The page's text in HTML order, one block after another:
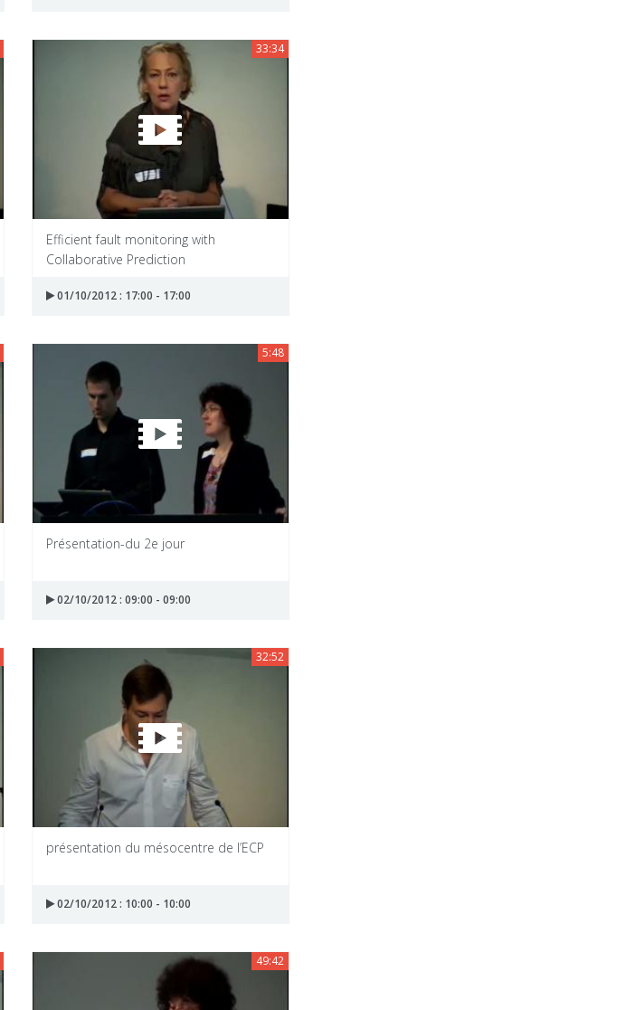
33:34
Efficient fault monitoring with
Collaborative Prediction
01/10/2012 : 17:00 - 17:00
5:48
Présentation-du 2e jour
02/10/2012 : 09:00 - 09:00
32:52
présentation du mésocentre de l’ECP
02/10/2012 : 10:00 - 10:00
49:42